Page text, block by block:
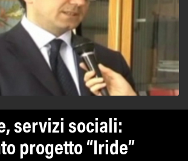
servizi sociali:
progetto “Iride”